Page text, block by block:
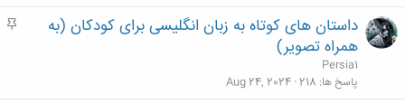
م
داستان های کوتاه به زبان انگلیسی برای کودکان (به
همراه تصویر)
Persia1
پاسخ ها 218
Aug 24, 2024